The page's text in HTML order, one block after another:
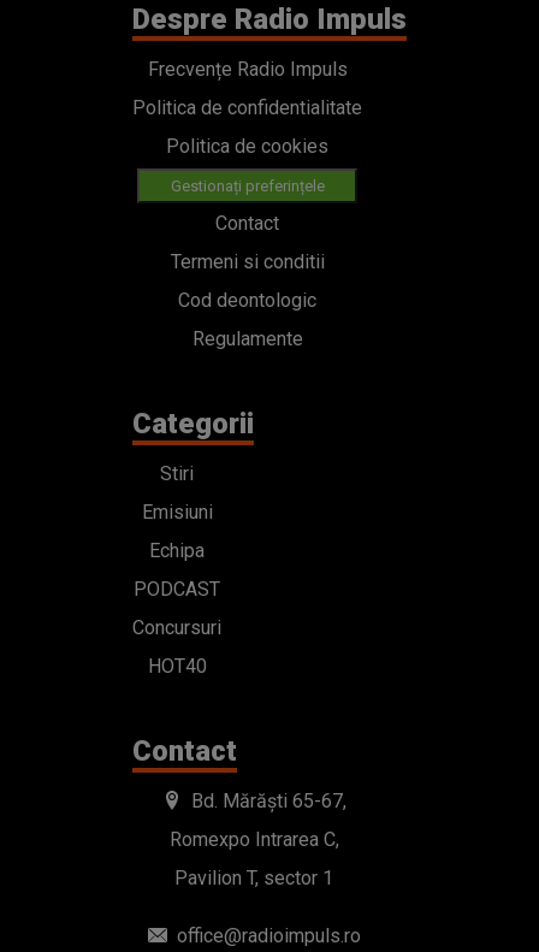
Despre Radio Impuls
Frecvențe Radio Impuls
Politica de confidentialitate
Politica de cookies
Gestionați preferințele
Contact
Termeni si conditii
Cod deontologic
Regulamente
Categorii
Stiri
Emisiuni
Echipa
PODCAST
Concursuri
HOT40
Contact
Bd. Mărăști 65-67,
Romexpo Intrarea C,
Pavilion T, sector 1
office@radioimpuls.ro